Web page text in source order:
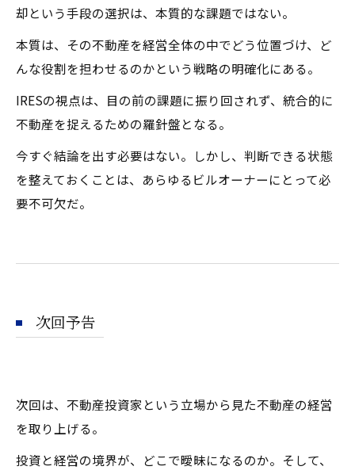
却という手段の選択は、本質的な課題ではない。
本質は、その不動産を経営全体の中でどう位置づけ、ど
んな役割を担わせるのかという戦略の明確化にある。
IRESの視点は、目の前の課題に振り回されず、統合的に
不動産を捉えるための羅針盤となる。
今すぐ結論を出す必要はない。しかし、判断できる状態
を整えておくことは、あらゆるビルオーナーにとって必
要不可欠だ。
次回予告
次回は、不動産投資家という立場から見た不動産の経営
を取り上げる。
投資と経営の境界が、どこで曖昧になるのか。そして、